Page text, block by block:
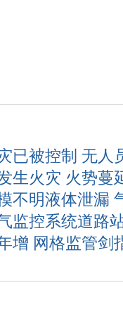
已被控制 无人
生火灾 火势蔓
不明液体泄漏
监控系统道路
增 网格监管剑